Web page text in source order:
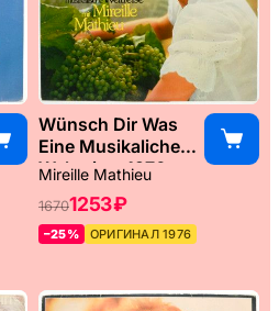
Wünsch Dir Was
Eine Musikaliche
Weltreise, 1976
Mireille Mathieu
16701253 ₽
–25% ОРИГИНАЛ 1976